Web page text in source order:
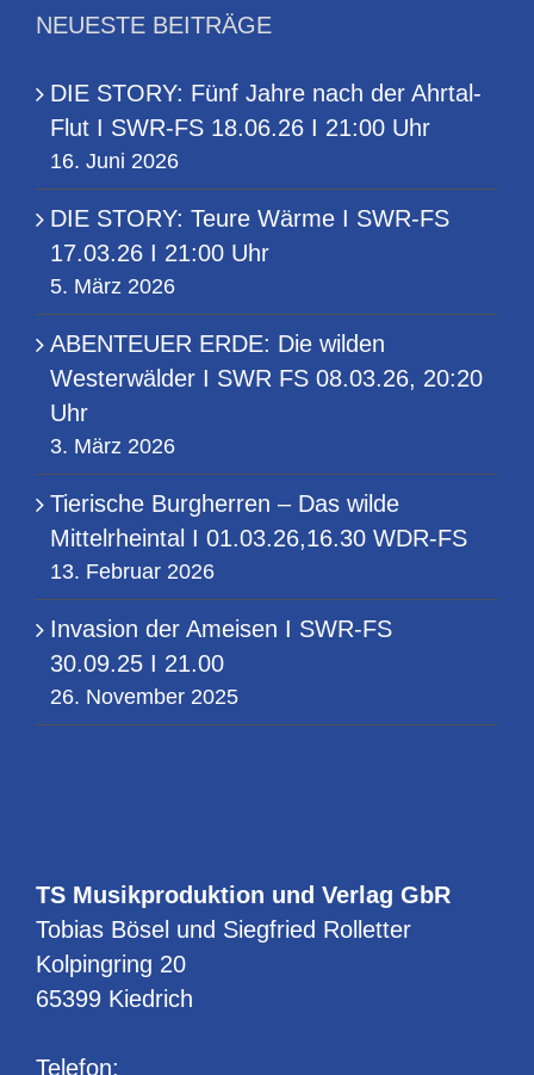
NEUESTE BEITRÄGE
DIE STORY: Fünf Jahre nach der Ahrtal-
Flut I SWR-FS 18.06.26 I 21:00 Uhr
16. Juni 2026
DIE STORY: Teure Wärme I SWR-FS
17.03.26 I 21:00 Uhr
5. März 2026
ABENTEUER ERDE: Die wilden
Westerwälder I SWR FS 08.03.26, 20:20
Uhr
3. März 2026
Tierische Burgherren – Das wilde
Mittelrheintal I 01.03.26,16.30 WDR-FS
13. Februar 2026
Invasion der Ameisen I SWR-FS
30.09.25 I 21.00
26. November 2025
TS Musikproduktion und Verlag GbR
Tobias Bösel und Siegfried Rolletter
Kolpingring 20
65399 Kiedrich
Telefon: